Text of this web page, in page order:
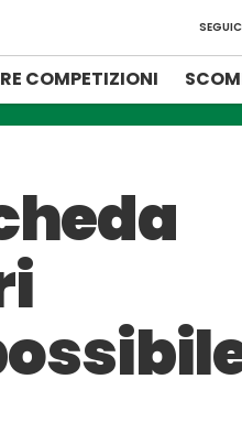
COMPETIZIONI